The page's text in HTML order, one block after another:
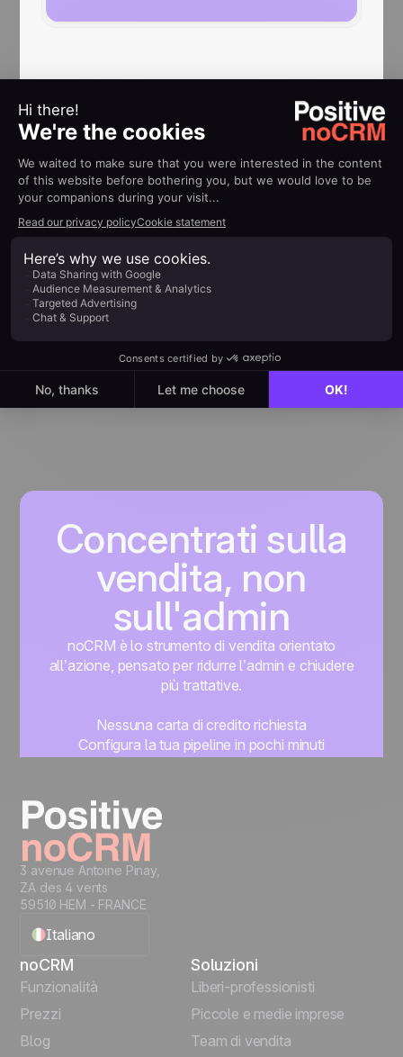
AIUTO
Guide
all’implementazione
Come utilizzare l'estensione
Chrome per WhatsApp di
noCRM
Getting started with noCRM WhatsApp
integration
Scopri di più
Concentrati sulla
vendita, non
sull'admin
noCRM è lo strumento di vendita orientato
all’azione, pensato per ridurre l’admin e chiudere
più trattative.
Nessuna carta di credito richiesta
Configura la tua pipeline in pochi minuti
3 avenue Antoine Pinay,
ZA des 4 vents
59510 HEM - FRANCE
Italiano
English
noCRM
Funzionalità
Prezzi
Blog
Soluzioni
Liberi-professionisti
Piccole e medie imprese
Team di vendita